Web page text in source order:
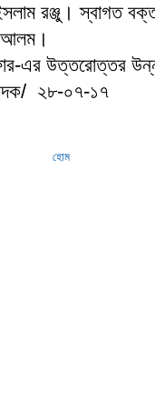
রঞ্জু। স্বাগত
আলম।
এর উত্তরোত্তর
২৮-০৭-১৭
হোম